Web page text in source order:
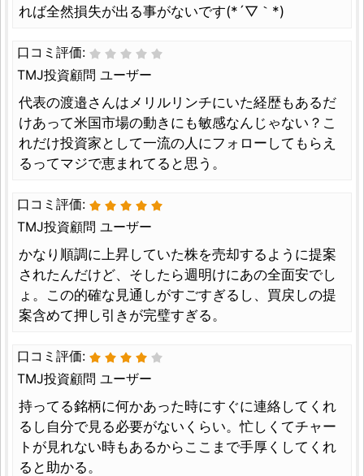
れば全然損失が出る事がないです(*´▽｀*)
口コミ評価:
TMJ投資顧問 ユーザー
代表の渡邉さんはメリルリンチにいた経歴もあるだ
けあって米国市場の動きにも敏感なんじゃない？こ
れだけ投資家として一流の人にフォローしてもらえ
るってマジで恵まれてると思う。
口コミ評価:
TMJ投資顧問 ユーザー
かなり順調に上昇していた株を売却するように提案
されたんだけど、そしたら週明けにあの全面安でし
ょ。この的確な見通しがすごすぎるし、買戻しの提
案含めて押し引きが完璧すぎる。
口コミ評価:
TMJ投資顧問 ユーザー
持ってる銘柄に何かあった時にすぐに連絡してくれ
るし自分で見る必要がないくらい。忙しくてチャー
トが見れない時もあるからここまで手厚くしてくれ
ると助かる。